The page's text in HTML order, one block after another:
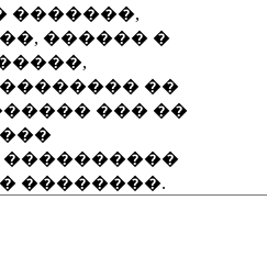
�������,
������ �
��
��� ��
����������
��������.